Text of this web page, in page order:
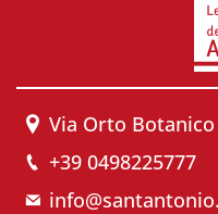
Via Orto Botanico
+39 0498225777